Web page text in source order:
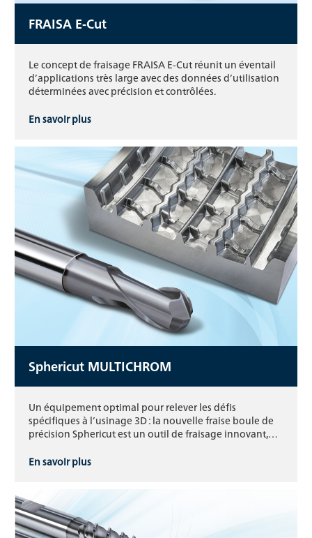
FRAISA E-Cut
Le concept de fraisage FRAISA E-Cut réunit un éventail
d’applications très large avec des données d’utilisation
déterminées avec précision et contrôlées.
En savoir plus
Sphericut MULTICHROM
Un équipement optimal pour relever les défis
spécifiques à l’usinage 3D : la nouvelle fraise boule de
précision Sphericut est un outil de fraisage innovant,…
En savoir plus